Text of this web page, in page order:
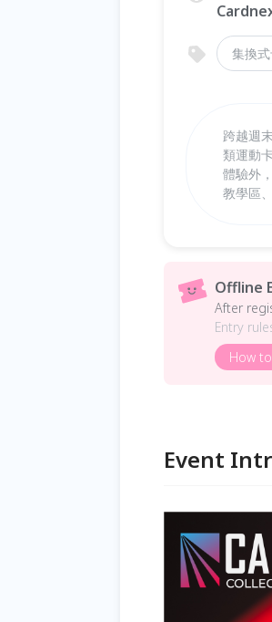
集換
跨越週
類運動
體驗外
教學區
Offline
After
Entry
How
Event